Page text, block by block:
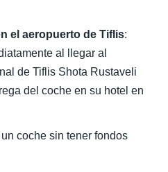
el aeropuerto de Tiflis:
al llegar al
de Tiflis Shota Rustaveli
del coche en su hotel en
coche sin tener fondos